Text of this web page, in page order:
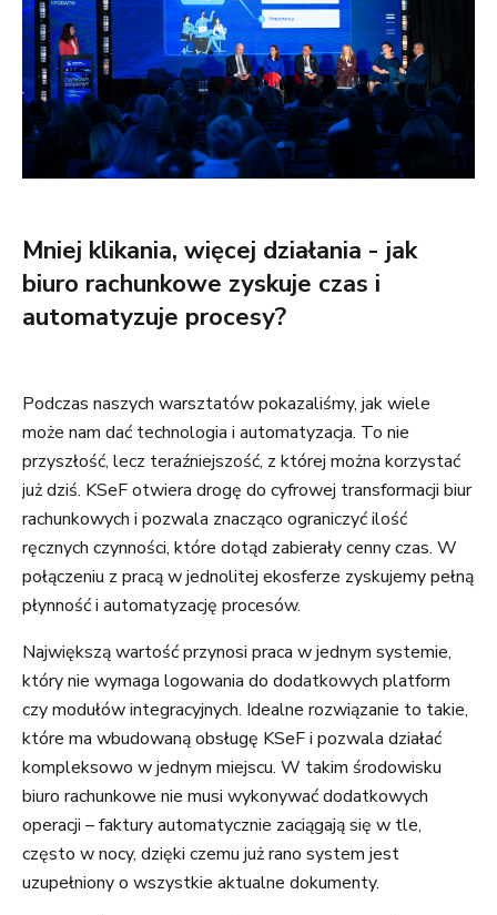
Mniej klikania, więcej działania - jak
biuro rachunkowe zyskuje czas i
automatyzuje procesy?
Podczas naszych warsztatów pokazaliśmy, jak wiele
może nam dać technologia i automatyzacja. To nie
przyszłość, lecz teraźniejszość, z której można korzystać
już dziś. KSeF otwiera drogę do cyfrowej transformacji biur
rachunkowych i pozwala znacząco ograniczyć ilość
ręcznych czynności, które dotąd zabierały cenny czas. W
połączeniu z pracą w jednolitej ekosferze zyskujemy pełną
płynność i automatyzację procesów.
Największą wartość przynosi praca w jednym systemie,
który nie wymaga logowania do dodatkowych platform
czy modułów integracyjnych. Idealne rozwiązanie to takie,
które ma wbudowaną obsługę KSeF i pozwala działać
kompleksowo w jednym miejscu. W takim środowisku
biuro rachunkowe nie musi wykonywać dodatkowych
operacji – faktury automatycznie zaciągają się w tle,
często w nocy, dzięki czemu już rano system jest
uzupełniony o wszystkie aktualne dokumenty.